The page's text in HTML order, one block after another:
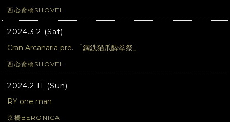
西心斎橋SHOVEL
2024.3.2 (Sat)
Cran Arcanaria pre. 「鋼鉄猫爪酔拳祭」
西心斎橋SHOVEL
2024.2.11 (Sun)
RY one man
京橋BERONICA